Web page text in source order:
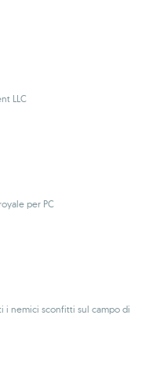
LLC
per PC
nemici sconfitti sul campo di